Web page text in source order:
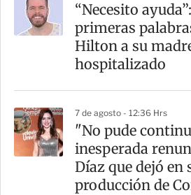
“Necesito
primeras
Hilton a su
hospitalizado
7 de agosto - 12:36 Hrs
"No pude
inesperada
Díaz que dejó en
producción de